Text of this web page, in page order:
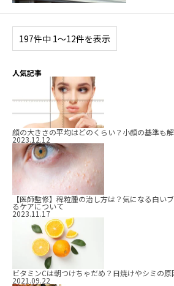
197件中 1〜12件を表示
人気記事
顔の大きさの平均はどのくらい？小顔の基準も
2023.12.12
【医師監修】稗粒腫の治し方は？気になる白い
るケアについて
2023.11.17
ビタミンCは朝つけちゃだめ？日焼けやシミの原
2021.09.22